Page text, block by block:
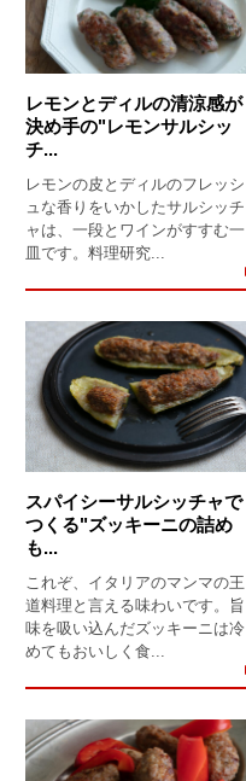
レモンとディルの清涼感が
決め手の"レモンサルシッ
チ...
レモンの皮とディルのフレッシ
ュな香りをいかしたサルシッチ
ャは、一段とワインがすすむ一
皿です。料理研究...
スパイシーサルシッチャで
つくる"ズッキーニの詰め
も...
これぞ、イタリアのマンマの王
道料理と言える味わいです。旨
味を吸い込んだズッキーニは冷
めてもおいしく食...